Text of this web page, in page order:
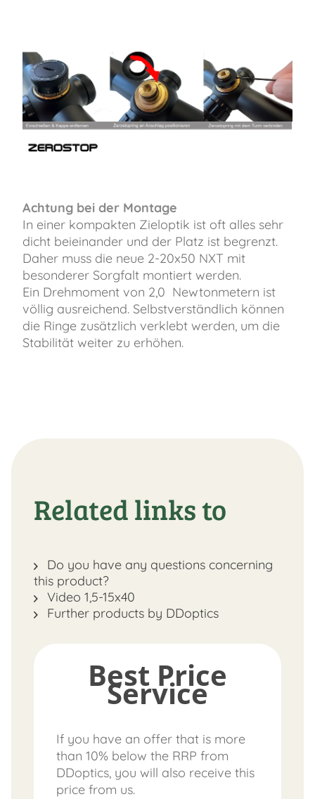
Achtung bei der Montage
In einer kompakten Zieloptik ist oft alles sehr
dicht beieinander und der Platz ist begrenzt.
Daher muss die neue 2-20x50 NXT mit
besonderer Sorgfalt montiert werden.
Ein Drehmoment von 2,0 Newtonmetern ist
völlig ausreichend. Selbstverständlich können
die Ringe zusätzlich verklebt werden, um die
Stabilität weiter zu erhöhen.
Related links to
Do you have any questions concerning
this product?
Video 1,5-15x40
Further products by DDoptics
Best Price
Service
If you have an offer that is more
than 10% below the RRP from
DDoptics, you will also receive this
price from us.